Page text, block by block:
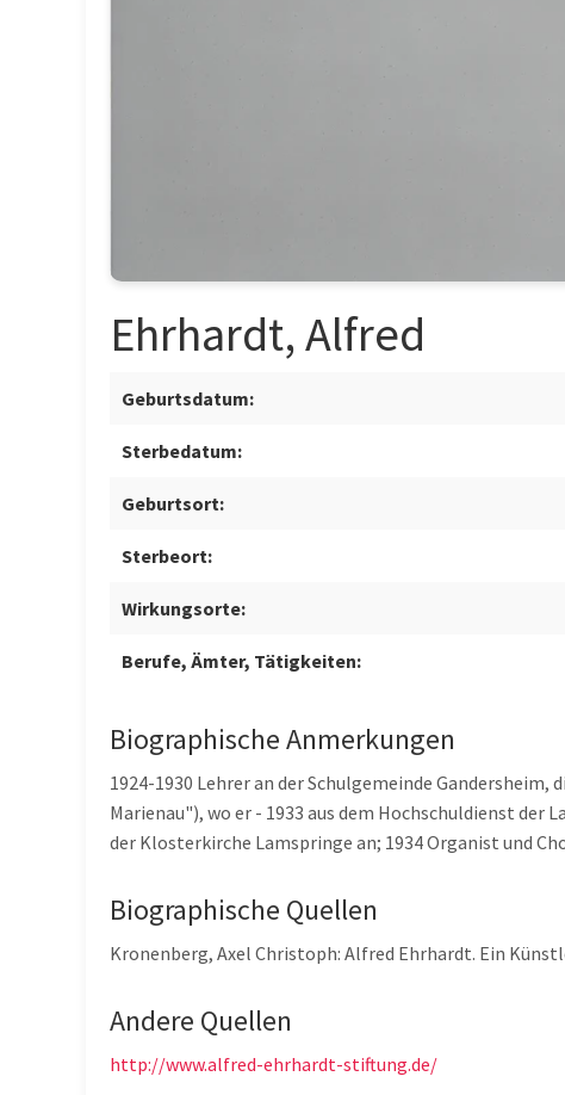
Ehrhardt, Alfred
Geburtsdatum:
Sterbedatum:
Geburtsort:
Sterbeort:
Wirkungsorte:
Berufe, Ämter, Tätigkeiten:
Biographische Anmerkungen
1924-1930 Lehrer an der Schulgemeinde
Marienau"), wo er - 1933 aus dem Hochschuldienst
der Klosterkirche Lamspringe an; 1934 Organist und
Biographische Quellen
Kronenberg, Axel Christoph: Alfred Ehrhardt. Ein
Andere Quellen
http://www.alfred-ehrhardt-stiftung.de/